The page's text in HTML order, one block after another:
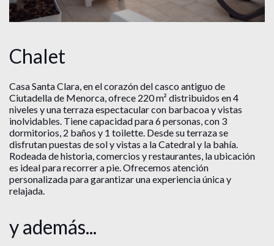
Chalet
Casa Santa Clara, en el corazón del casco antiguo de
Ciutadella de Menorca, ofrece 220 m² distribuidos en 4
niveles y una terraza espectacular con barbacoa y vistas
inolvidables. Tiene capacidad para 6 personas, con 3
dormitorios, 2 baños y 1 toilette. Desde su terraza se
disfrutan puestas de sol y vistas a la Catedral y la bahía.
Rodeada de historia, comercios y restaurantes, la ubicación
es ideal para recorrer a pie. Ofrecemos atención
personalizada para garantizar una experiencia única y
relajada.
y además...